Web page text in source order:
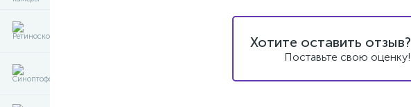
Хотите оставить отзыв?
Поставьте свою оценку!